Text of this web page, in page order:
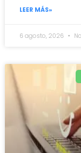
LEER MÁS»
6 agosto, 2026